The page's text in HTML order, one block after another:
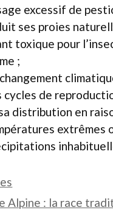
excessif de
ses proies
toxique pour
;
cycles de
distribution en
extrêmes
Alpine : la race